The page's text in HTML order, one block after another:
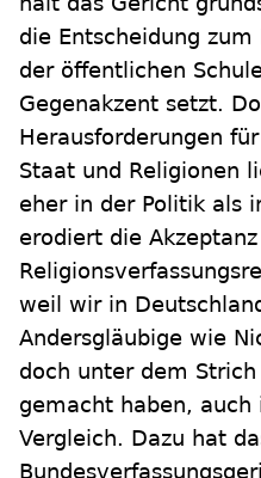
die Entscheidung
der öffentlichen
Gegenakzent setzt.
Herausforderungen
Staat und Religionen
eher in der Politik als
erodiert die
weil wir in
Andersgläubige wie
doch unter dem
gemacht haben,
Vergleich. Dazu hat